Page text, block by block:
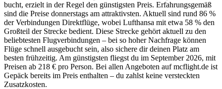
bucht, erzielt in der Regel den günstigsten Preis. Erfahrungsgemäß
sind die Preise donnerstags am attraktivsten. Aktuell sind rund 86 %
der Verbindungen Direktflüge, wobei Lufthansa mit etwa 58 % den
Großteil der Strecke bedient. Diese Strecke gehört aktuell zu den
beliebtesten Flugverbindungen – bei so hoher Nachfrage können
Flüge schnell ausgebucht sein, also sichere dir deinen Platz am
besten frühzeitig. Am günstigsten fliegst du im September 2026, mit
Preisen ab 218 € pro Person. Bei allen Angeboten auf mcflight.de ist
Gepäck bereits im Preis enthalten – du zahlst keine versteckten
Zusatzkosten.